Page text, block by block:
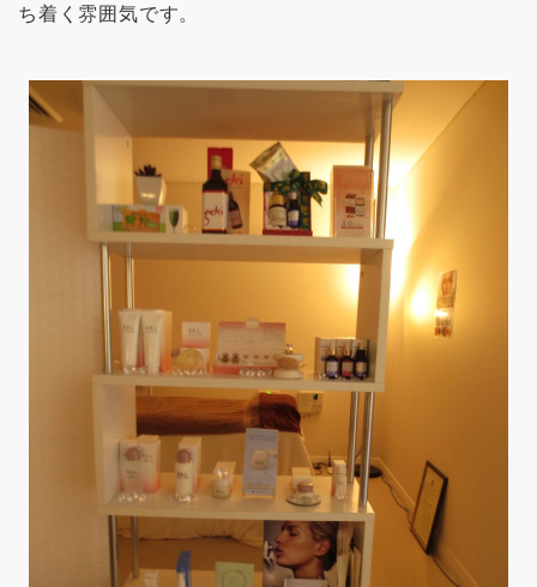
ち着く雰囲気です。